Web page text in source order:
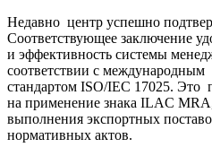
Недавно центр успешно
Соответствующее заключение
и эффективность системы
соответствии с международным
стандартом ISO/IEC 17025. Это
на применение знака ILAC
выполнения экспортных
нормативных актов.